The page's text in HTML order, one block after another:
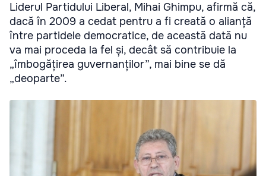
Liderul Partidului Liberal, Mihai Ghimpu, afirmă că,
dacă în 2009 a cedat pentru a fi creată o alianță
între partidele democratice, de această dată nu
va mai proceda la fel și, decât să contribuie la
„îmbogățirea guvernanților”, mai bine se dă
„deoparte”.